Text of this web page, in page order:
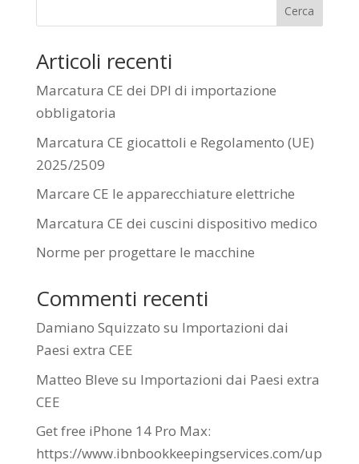
Cerca
Articoli recenti
Marcatura CE dei DPI di importazione
obbligatoria
Marcatura CE giocattoli e Regolamento (UE)
2025/2509
Marcare CE le apparecchiature elettriche
Marcatura CE dei cuscini dispositivo medico
Norme per progettare le macchine
Commenti recenti
Damiano Squizzato su Importazioni dai
Paesi extra CEE
Matteo Bleve su Importazioni dai Paesi extra
CEE
Get free iPhone 14 Pro Max:
https://www.ibnbookkeepingservices.com/up